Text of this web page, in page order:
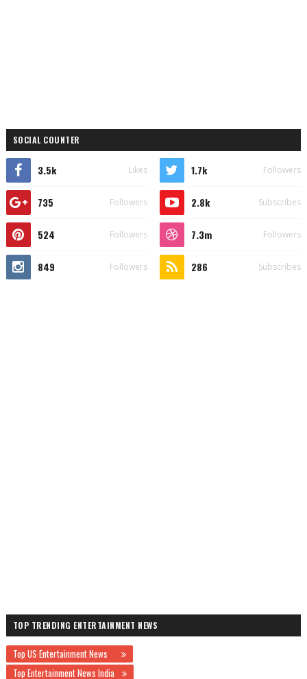
SOCIAL COUNTER
3.5k Likes 1.7k Followers
735 Followers 2.8k Subscribes
524 Followers 7.3m Followers
849 Followers 286 Subscribes
TOP TRENDING ENTERTAINMENT NEWS
Top US Entertainment News
Top Entertainment News India